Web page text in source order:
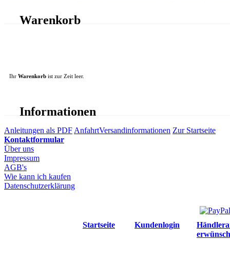
Warenkorb
Ihr Warenkorb ist zur Zeit leer.
Informationen
Anleitungen als PDF AnfahrtVersandinformationen Zur Startseite
Kontaktformular
Über uns
Impressum
AGB's
Wie kann ich kaufen
Datenschutzerklärung
Startseite Kundenlogin